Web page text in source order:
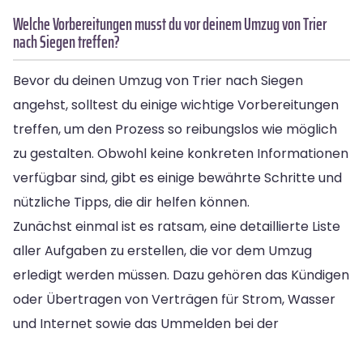
Welche Vorbereitungen musst du vor deinem Umzug von Trier
nach Siegen treffen?
Bevor du deinen Umzug von Trier nach Siegen
angehst, solltest du einige wichtige Vorbereitungen
treffen, um den Prozess so reibungslos wie möglich
zu gestalten. Obwohl keine konkreten Informationen
verfügbar sind, gibt es einige bewährte Schritte und
nützliche Tipps, die dir helfen können.
Zunächst einmal ist es ratsam, eine detaillierte Liste
aller Aufgaben zu erstellen, die vor dem Umzug
erledigt werden müssen. Dazu gehören das Kündigen
oder Übertragen von Verträgen für Strom, Wasser
und Internet sowie das Ummelden bei der